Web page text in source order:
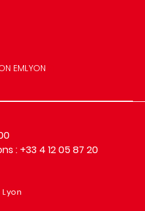
EMLYON
: +33 4 12 05 87 20